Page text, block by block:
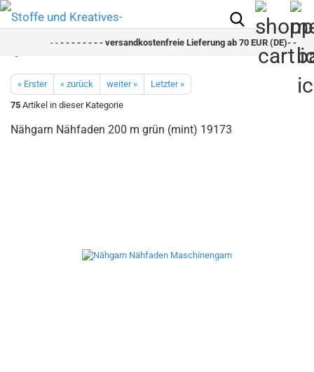
- - - - - - - - versandkostenfreie Lieferung ab 70 EUR (DE)- - - - -
« Erster « zurück weiter »
Letzter »
75 Artikel in dieser Kategorie
Nähgarn Nähfaden 200 m grün (mint) 19173